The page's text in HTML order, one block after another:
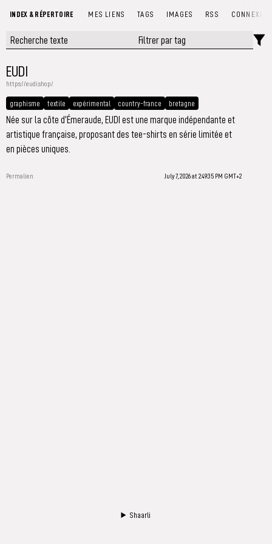
INDEX & RÉPERTOIRE MES LIENS TAGS IMAGES RSS CONNEXION
EUDI
https://eudi.shop/
graphisme textile expérimental country-france bretagne
Née sur la côte d’Émeraude, EUDI est une marque indépendante et
artistique française, proposant des tee-shirts en série limitée et
en pièces uniques.
Permalien July 7, 2026 at 2:49:35 PM GMT+2
Shaarli